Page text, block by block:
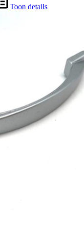
Toon details